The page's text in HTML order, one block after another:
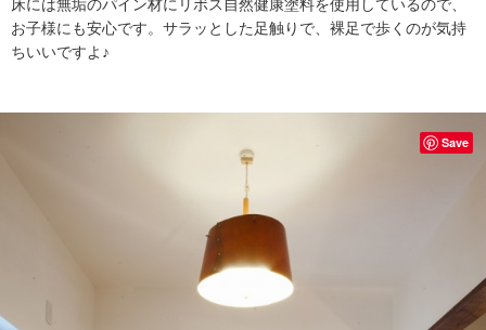
床には無垢のパイン材にリボス自然健康塗料を使用しているので、
お子様にも安心です。サラッとした足触りで、裸足で歩くのが気持
ちいいですよ♪
Save